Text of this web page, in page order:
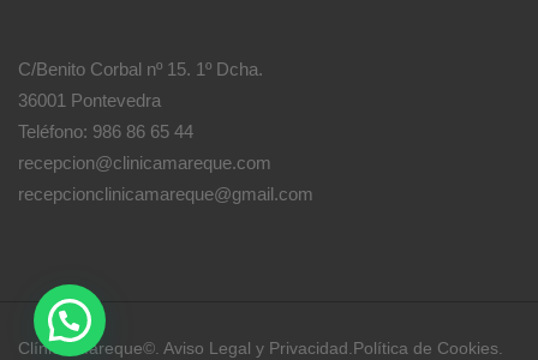
C/Benito Corbal nº 15. 1º Dcha.
36001 Pontevedra
Teléfono: 986 86 65 44
recepcion@clinicamareque.com
recepcionclinicamareque@gmail.com
Clínica Mareque©. Aviso Legal y Privacidad.Política de Cookies.